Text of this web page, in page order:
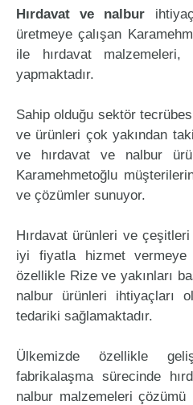
Hırdavat ve nalbur
üretmeye çalışan
ile hırdavat malzemeleri,
yapmaktadır.
Sahip olduğu sektör
ve ürünleri çok yakından
ve hırdavat ve nalbur
Karamehmetoğlu
ve çözümler sunuyor.
Hırdavat ürünleri ve
iyi fiyatla hizmet vermeye
özellikle Rize ve yakınları
nalbur ürünleri ihtiyaçları
tedariki sağlamaktadır.
Ülkemizde özellikle
fabrikalaşma sürecinde
nalbur malzemeleri